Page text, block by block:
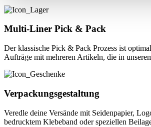
Multi-Liner Pick & Pack
Der klassische Pick & Pack Prozess ist
Aufträge mit mehreren Artikeln, die in
Verpackungsgestaltung
Veredle deine Versände mit Seidenpapier,
bedrucktem Klebeband oder speziellen